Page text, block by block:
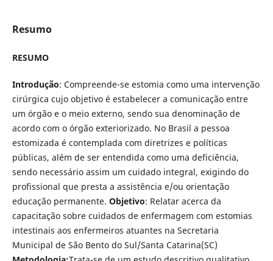
Resumo
RESUMO
Introdução: Compreende-se estomia como uma intervenção
cirúrgica cujo objetivo é estabelecer a comunicação entre
um órgão e o meio externo, sendo sua denominação de
acordo com o órgão exteriorizado. No Brasil a pessoa
estomizada é contemplada com diretrizes e políticas
públicas, além de ser entendida como uma deficiência,
sendo necessário assim um cuidado integral, exigindo do
profissional que presta a assistência e/ou orientação
educação permanente. Objetivo: Relatar acerca da
capacitação sobre cuidados de enfermagem com estomias
intestinais aos enfermeiros atuantes na Secretaria
Municipal de São Bento do Sul/Santa Catarina(SC)